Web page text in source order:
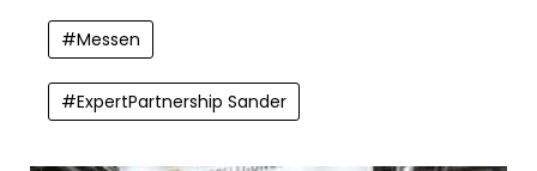
#Messen
#ExpertPartnership Sander